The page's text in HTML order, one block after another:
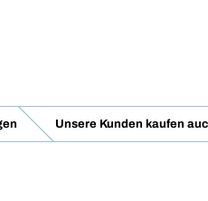
Unsere Kunden kaufen